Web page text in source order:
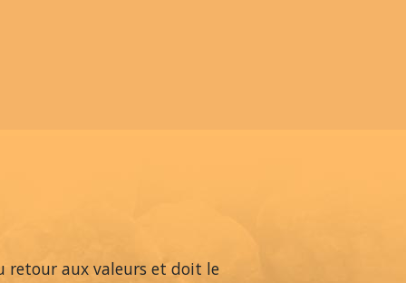
retour aux valeurs et doit le